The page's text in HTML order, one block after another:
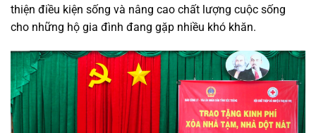
thiện điều kiện sống và nâng cao chất lượng cuộc sống
cho những hộ gia đình đang gặp nhiều khó khăn.